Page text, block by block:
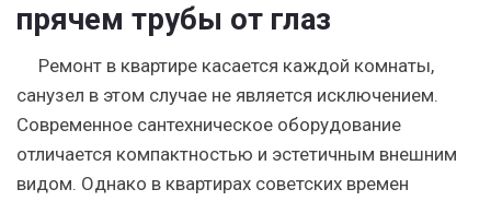
прячем трубы от глаз
Ремонт в квартире касается каждой комнаты,
санузел в этом случае не является исключением.
Современное сантехническое оборудование
отличается компактностью и эстетичным внешним
видом. Однако в квартирах советских времен